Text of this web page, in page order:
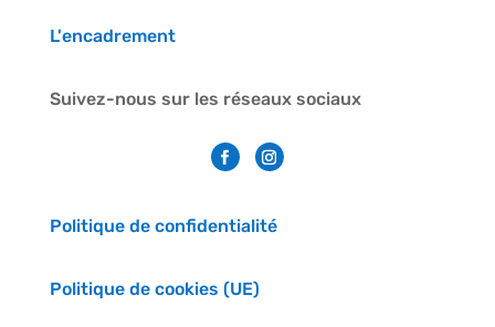
L'encadrement
Suivez-nous sur les réseaux sociaux
Politique de confidentialité
Politique de cookies (UE)